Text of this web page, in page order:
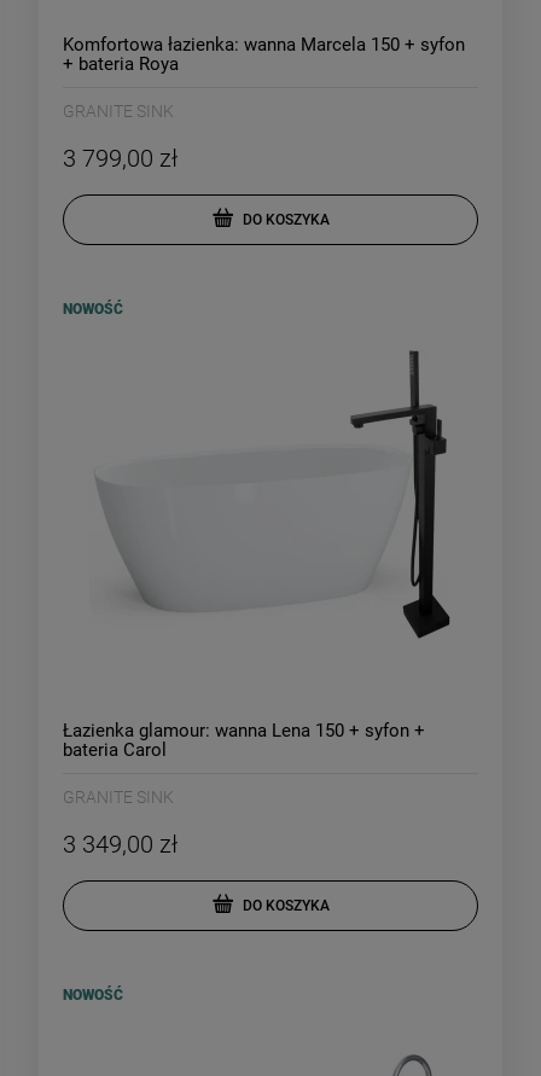
Komfortowa łazienka: wanna Marcela 150 + syfon
+ bateria Roya
GRANITE SINK
3 799,00 zł
DO KOSZYKA
Łazienka glamour: wanna Lena 150 + syfon +
bateria Carol
GRANITE SINK
3 349,00 zł
DO KOSZYKA
NOWOŚĆ
NOWOŚĆ